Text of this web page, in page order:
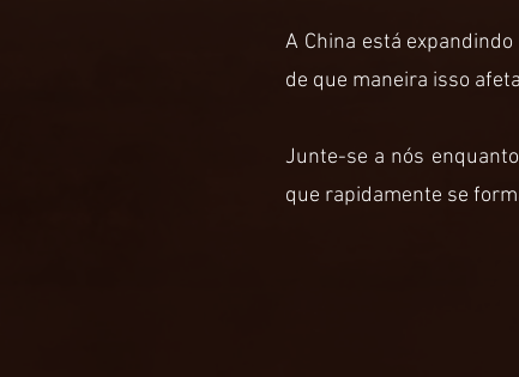
A China está
de que maneira isso
Junte-se a nós
que rapidamente se